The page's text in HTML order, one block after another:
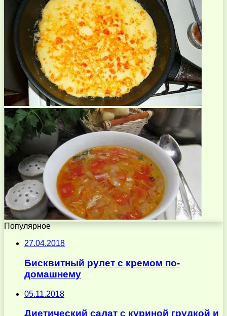
Популярное
27.04.2018
Бисквитный рулет с кремом по-
домашнему
05.11.2018
Диетический салат с куриной грудкой и